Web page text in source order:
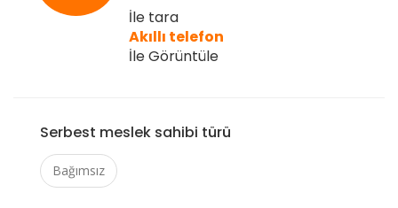
İle tara
Akıllı telefon
İle Görüntüle
Serbest meslek sahibi türü
Bağımsız